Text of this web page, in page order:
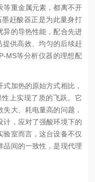
等重金属元素，都离不开
赶酸器正是为此量身打
异的导热性能，配合先进
供高效、均匀的后续赶
MS等分析仪器的理想配
加热的原始方式相比，
上实现了质的飞跃。它
大、耗电量高的问题，
计，应对了强酸环境下的
验室而言，这台设备不仅
品间的一致性，是现代理